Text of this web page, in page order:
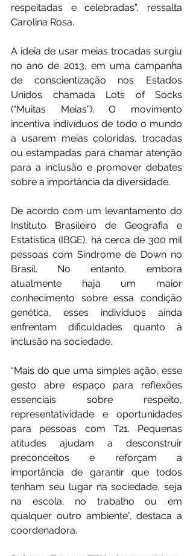
respeitadas e celebradas”, ressalta
Carolina Rosa.
A ideia de usar meias trocadas surgiu
no ano de 2013, em uma campanha
de conscientização nos Estados
Unidos chamada Lots of Socks
(“Muitas Meias”). O movimento
incentiva indivíduos de todo o mundo
a usarem meias coloridas, trocadas
ou estampadas para chamar atenção
para a inclusão e promover debates
sobre a importância da diversidade.
De acordo com um levantamento do
Instituto Brasileiro de Geografia e
Estatística (IBGE), há cerca de 300 mil
pessoas com Síndrome de Down no
Brasil. No entanto, embora
atualmente haja um maior
conhecimento sobre essa condição
genética, esses indivíduos ainda
enfrentam dificuldades quanto à
inclusão na sociedade.
“Mais do que uma simples ação, esse
gesto abre espaço para reflexões
essenciais sobre respeito,
representatividade e oportunidades
para pessoas com T21. Pequenas
atitudes ajudam a desconstruir
preconceitos e reforçam a
importância de garantir que todos
tenham seu lugar na sociedade, seja
na escola, no trabalho ou em
qualquer outro ambiente”, destaca a
coordenadora.